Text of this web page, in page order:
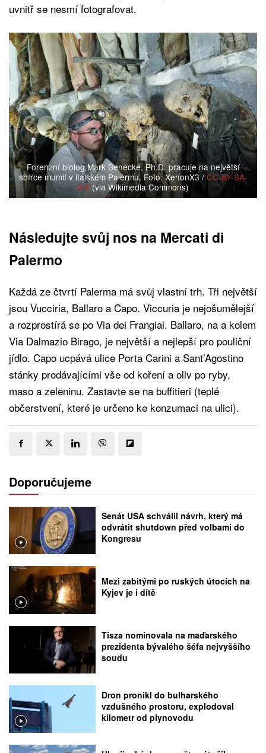
uvnitř se nesmí fotografovat.
Forenzní biolog Mark Benecke, Ph.D. pracuje na největší
sbírce mumií v italském Palermu. Foto: XenonX3 / CC-BY-SA-
3.0(via Wikimedia Commons)
Následujte svůj nos na Mercati di
Palermo
Každá ze čtvrtí Palerma má svůj vlastní trh. Tři největší
jsou Vucciria, Ballaro a Capo. Viccuria je nejošumělejší
a rozprostírá se po Via dei Frangiai. Ballaro, na a kolem
Via Dalmazio Birago, je největší a nejlepší pro pouliční
jídlo. Capo ucpává ulice Porta Carini a Sant’Agostino
stánky prodávajícími vše od koření a oliv po ryby,
maso a zeleninu. Zastavte se na buffitieri (teplé
občerstvení, které je určeno ke konzumaci na ulici).
Doporučujeme
Senát USA schválil návrh, který má
odvrátit shutdown před volbami do
Kongresu
Mezi zabitými po ruských útocích na
Kyjev je i dítě
Tisza nominovala na maďarského
prezidenta bývalého šéfa nejvyššího
soudu
Dron pronikl do bulharského
vzdušného prostoru, explodoval
kilometr od plynovodu